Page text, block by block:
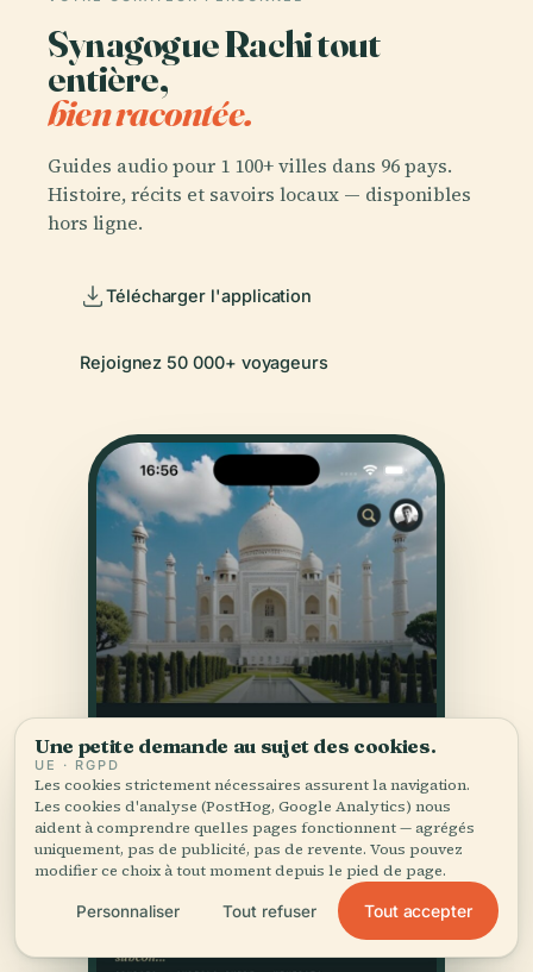
Synagogue Rachi tout
entière,
bien racontée.
Guides audio pour 1 100+ villes dans 96 pays.
Histoire, récits et savoirs locaux — disponibles
hors ligne.
Télécharger l'application
Rejoignez 50 000+ voyageurs
Une petite demande au sujet des cookies.
UE · RGPD
Les cookies strictement nécessaires assurent la navigation.
Les cookies d'analyse (PostHog, Google Analytics) nous
aident à comprendre quelles pages fonctionnent — agrégés
uniquement, pas de publicité, pas de revente. Vous pouvez
modifier ce choix à tout moment depuis le pied de page.
Personnaliser Tout refuser Tout accepter